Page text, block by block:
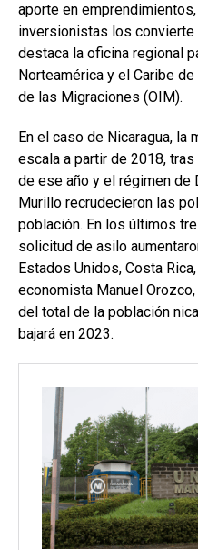
aporte en
inversionistas los
destaca la oficina regional
Norteamérica y el Caribe
de las Migraciones (OIM).
En el caso de Nicaragua,
escala a partir de 2018,
de ese año y el régimen de
Murillo recrudecieron las
población. En los últimos
solicitud de asilo
Estados Unidos, Costa
economista Manuel
del total de la población
bajará en 2023.